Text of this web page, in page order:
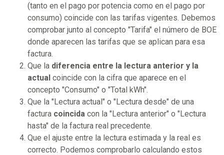
(tanto en el pago por potencia como en el pago por
consumo) coincide con las tarifas vigentes. Debemos
comprobar junto al concepto "Tarifa" el número de BOE
donde aparecen las tarifas que se aplican para esa
factura.
Que la diferencia entre la lectura anterior y la
actual coincide con la cifra que aparece en el
concepto "Consumo" o "Total kWh".
Que la "Lectura actual" o "Lectura desde" de una
factura coincida con la "Lectura anterior" o "Lectura
hasta" de la factura real precedente.
Que el ajuste entre la lectura estimada y la real es
correcto. Podemos comprobarlo calculando estos